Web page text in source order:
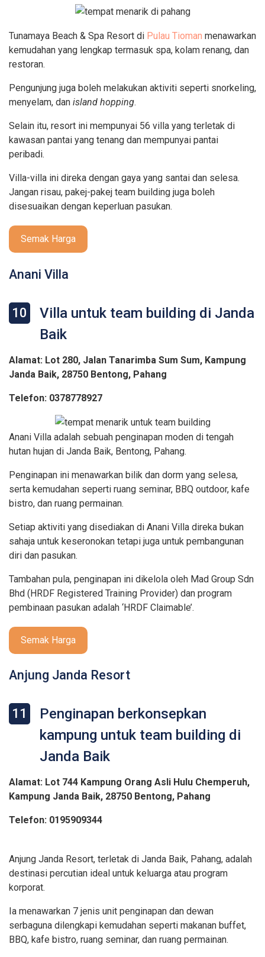
Tunamaya Beach & Spa Resort di Pulau Tioman menawarkan
kemudahan yang lengkap termasuk spa, kolam renang, dan
restoran.
Pengunjung juga boleh melakukan aktiviti seperti snorkeling,
menyelam, dan island hopping.
Selain itu, resort ini mempunyai 56 villa yang terletak di
kawasan pantai yang tenang dan mempunyai pantai
peribadi.
Villa-villa ini direka dengan gaya yang santai dan selesa.
Jangan risau, pakej-pakej team building juga boleh
disesuaikan dengan keperluan pasukan.
Semak Harga
Anani Villa
10
Villa untuk team building di Janda
Baik
Alamat: Lot 280, Jalan Tanarimba Sum Sum, Kampung
Janda Baik, 28750 Bentong, Pahang
Telefon: 0378778927
Anani Villa adalah sebuah penginapan moden di tengah
hutan hujan di Janda Baik, Bentong, Pahang.
Penginapan ini menawarkan bilik dan dorm yang selesa,
serta kemudahan seperti ruang seminar, BBQ outdoor, kafe
bistro, dan ruang permainan.
Setiap aktiviti yang disediakan di Anani Villa direka bukan
sahaja untuk keseronokan tetapi juga untuk pembangunan
diri dan pasukan.
Tambahan pula, penginapan ini dikelola oleh Mad Group Sdn
Bhd (HRDF Registered Training Provider) dan program
pembinaan pasukan adalah ‘HRDF Claimable’.
Semak Harga
Anjung Janda Resort
11
Penginapan berkonsepkan
kampung untuk team building di
Janda Baik
Alamat: Lot 744 Kampung Orang Asli Hulu Chemperuh,
Kampung Janda Baik, 28750 Bentong, Pahang
Telefon: 0195909344
Anjung Janda Resort, terletak di Janda Baik, Pahang, adalah
destinasi percutian ideal untuk keluarga atau program
korporat.
Ia menawarkan 7 jenis unit penginapan dan dewan
serbaguna dilengkapi kemudahan seperti makanan buffet,
BBQ, kafe bistro, ruang seminar, dan ruang permainan.